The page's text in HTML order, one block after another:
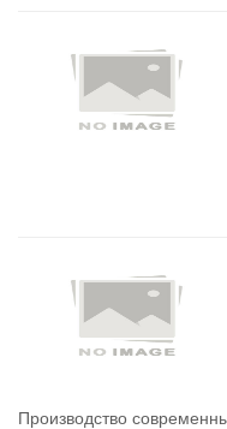
Производство